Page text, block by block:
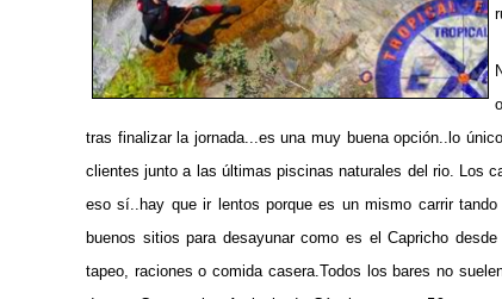
tras finalizar la jornada...es una muy buena opción..lo
clientes junto a las últimas piscinas naturales del rio. Los
eso sí..hay que ir lentos porque es un mismo carrir
buenos sitios para desayunar como es el Capricho
tapeo, raciones o comida casera.Todos los bares no